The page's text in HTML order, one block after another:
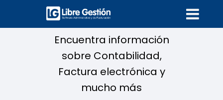
Encuentra información
sobre Contabilidad,
Factura electrónica y
mucho más